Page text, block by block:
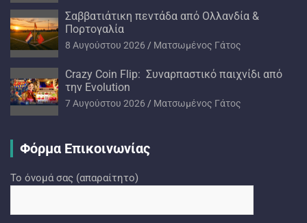
Σαββατιάτικη πεντάδα από Ολλανδία &
Πορτογαλία
8 Αυγούστου 2026 Ματσωμένος Γάτος
Crazy Coin Flip: Συναρπαστικό παιχνίδι από
την Evolution
7 Αυγούστου 2026 Ματσωμένος Γάτος
Φόρμα Επικοινωνίας
Το όνομά σας (απαραίτητο)